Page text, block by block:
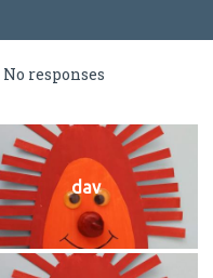
No responses
dav